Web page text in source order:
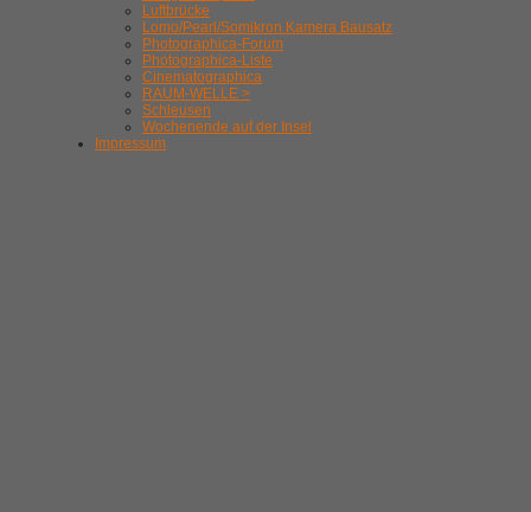
Luftbrücke
Lomo/Pearl/Somikron Kamera Bausatz
Photographica-Forum
Photographica-Liste
Cinematographica
RAUM-WELLE >
Schleusen
Wochenende auf der Insel
Impressum